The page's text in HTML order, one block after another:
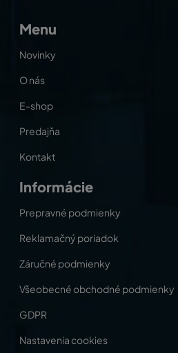
Menu
Novinky
O nás
E-shop
Predajňa
Kontakt
Informácie
Prepravné podmienky
Reklamačný poriadok
Záručné podmienky
Všeobecné obchodné podmienky
GDPR
Nastavenia cookies